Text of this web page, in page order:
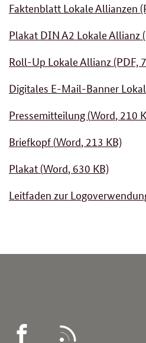
Faktenblatt Lokale Allianzen
Plakat DIN A2 Lokale Allianz
Roll-Up Lokale Allianz (PDF,
Digitales E-Mail-Banner
Pressemitteilung (Word, 210
Briefkopf (Word, 213 KB)
Plakat (Word, 630 KB)
Leitfaden zur
WEGWEISER